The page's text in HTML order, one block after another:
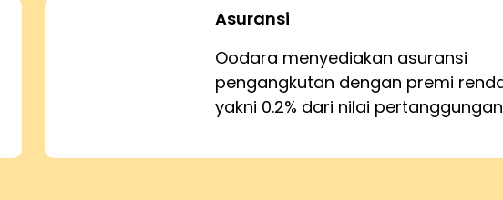
Asuransi
Oodara menyediakan asuransi
pengangkutan dengan premi
yakni 0.2% dari nilai